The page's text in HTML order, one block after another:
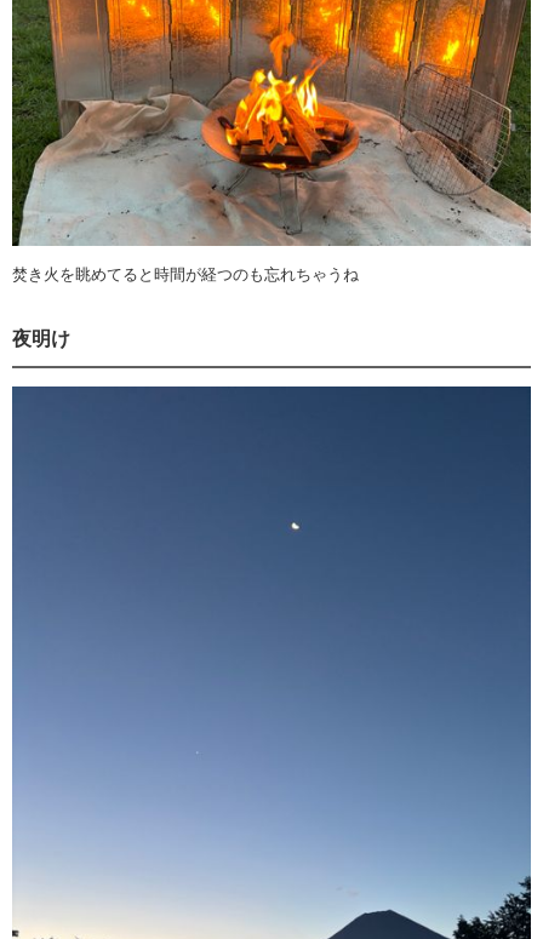
焚き火を眺めてると時間が経つのも忘れちゃうね
夜明け